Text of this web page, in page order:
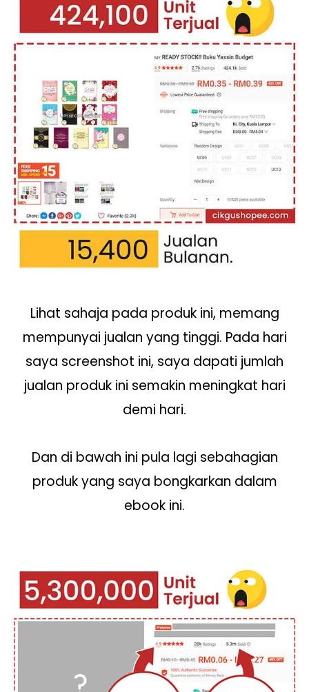
Lihat sahaja pada produk ini, memang
mempunyai jualan yang tinggi. Pada hari
saya screenshot ini, saya dapati jumlah
jualan produk ini semakin meningkat hari
demi hari.
Dan di bawah ini pula lagi sebahagian
produk yang saya bongkarkan dalam
ebook ini.